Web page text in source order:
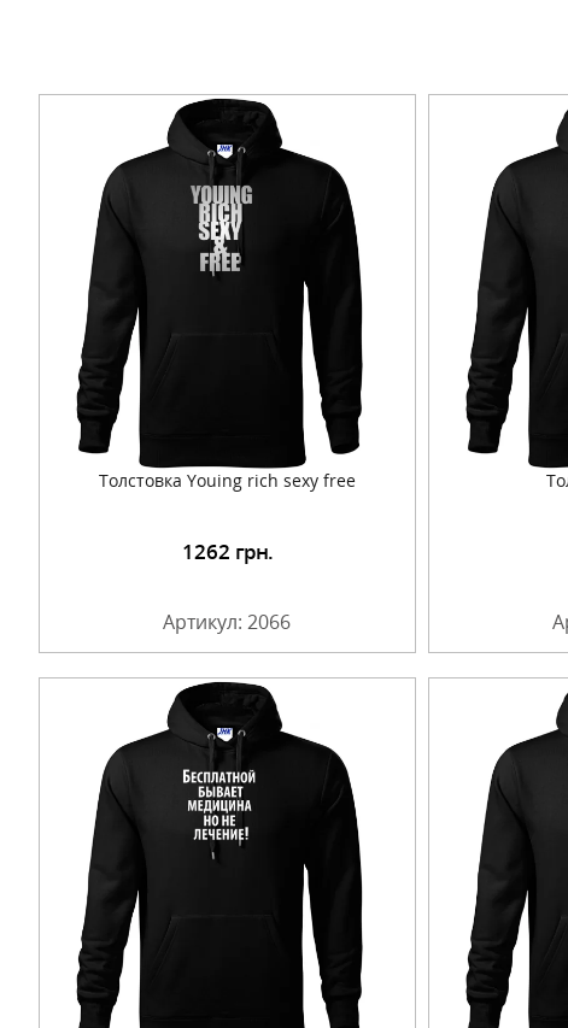
Толстовка Youing rich sexy free
1262 грн.
Артикул: 2066
Подробнее